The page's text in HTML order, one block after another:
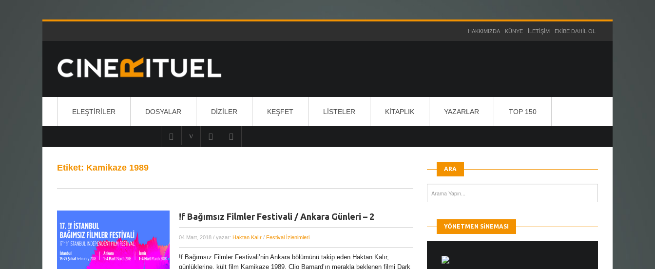
HAKKIMIZDA KÜNYE İLETIŞIM EKIBE DAHIL OL
ELEŞTIRILER DOSYALAR DIZILER KEŞFET LISTELER KITAPLIK YAZARLAR TOP 150
Etiket: Kamikaze 1989
!f Bağımsız Filmler Festivali / Ankara Günleri – 2
04 Mart, 2018 / yazar: Haktan Kalır/ Festival İzlenimleri
!f Bağımsız Filmler Festivali’nin Ankara bölümünü takip eden Haktan Kalır,
günlüklerine, kült film Kamikaze 1989, Clio Barnard’ın merakla beklenen filmi Dark
ARA
YÖNETMEN SINEMASI